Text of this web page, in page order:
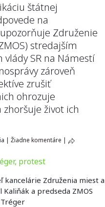
štátnej
na
Združenie
stredajším
SR na Námestí
zároveň
zrušiť
ohrozuje
život ich
| Žiadne komentáre |
kancelárie Združenia miest a
Kaliňák a predseda ZMOS